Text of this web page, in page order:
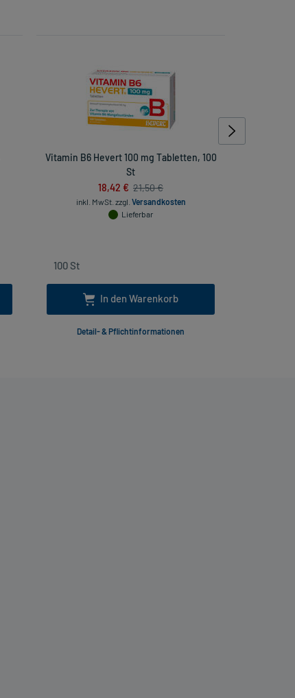
Vitamin B6 Hevert 100 mg Tabletten, 100
St
18,42 € 21,50 €
inkl. MwSt. zzgl. Versandkosten
Lieferbar
In den Warenkorb
Detail- & Pflichtinformationen